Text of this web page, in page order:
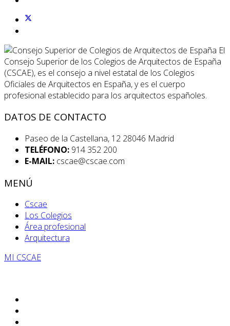
El
Consejo Superior de los Colegios de Arquitectos de España
(CSCAE), es el consejo a nivel estatal de los Colegios
Oficiales de Arquitectos en España, y es el cuerpo
profesional establecido para los arquitectos españoles.
DATOS DE CONTACTO
Paseo de la Castellana, 12 28046 Madrid
TELÉFONO: 914 352 200
E-MAIL: cscae@cscae.com
MENÚ
Cscae
Los Colegios
Área profesional
Arquitectura
MI CSCAE